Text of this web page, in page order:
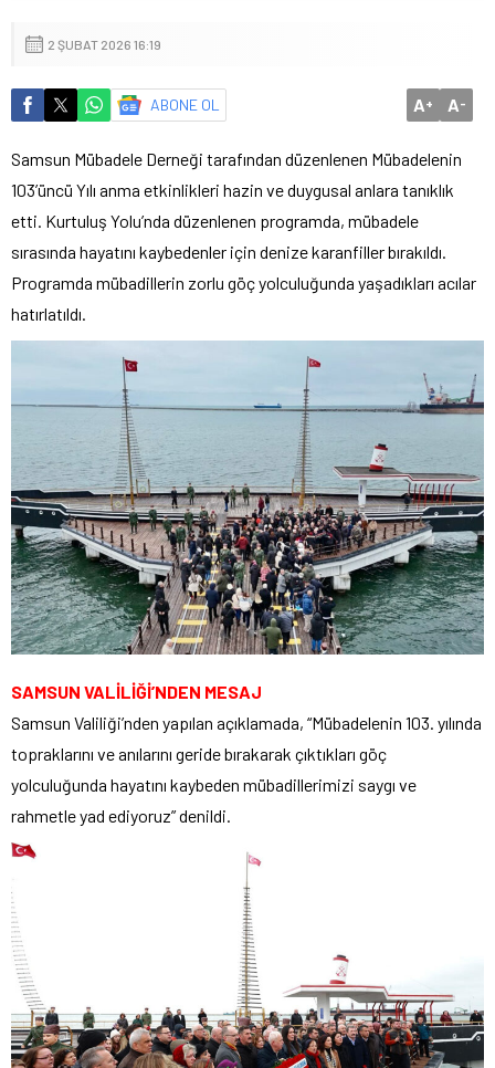
2 ŞUBAT 2026 16:19
ABONE OL A+ A-
Samsun Mübadele Derneği tarafından düzenlenen Mübadelenin
103’üncü Yılı anma etkinlikleri hazin ve duygusal anlara tanıklık
etti. Kurtuluş Yolu’nda düzenlenen programda, mübadele
sırasında hayatını kaybedenler için denize karanfiller bırakıldı.
Programda mübadillerin zorlu göç yolculuğunda yaşadıkları acılar
hatırlatıldı.
SAMSUN VALİLİĞİ’NDEN MESAJ
Samsun Valiliği’nden yapılan açıklamada, “Mübadelenin 103. yılında
topraklarını ve anılarını geride bırakarak çıktıkları göç
yolculuğunda hayatını kaybeden mübadillerimizi saygı ve
rahmetle yad ediyoruz” denildi.